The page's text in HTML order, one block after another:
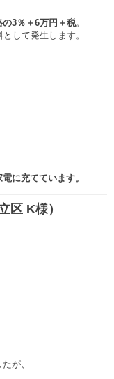
の3％＋6万円＋税。
して発生します。
に充てています。
区 K様）
が、